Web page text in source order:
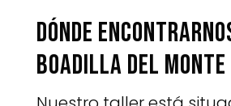
Dónde
Boadilla del Monte